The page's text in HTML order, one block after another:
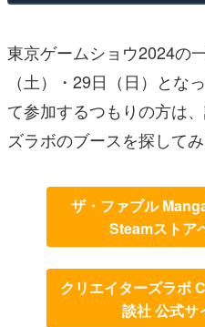
東京ゲームショウ2024の
（土）・29日（日）とな
て参加するつもりの方は
ズラボのブースを探して
ザ・ファブル
Steamストア
クリエイターズラボ
談社 公式サ